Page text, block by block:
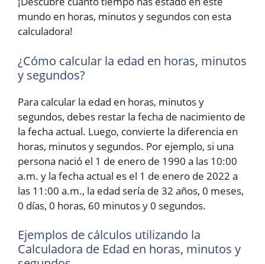
mundo en horas, minutos y segundos con esta
calculadora!
¿Cómo calcular la edad en horas, minutos
y segundos?
Para calcular la edad en horas, minutos y
segundos, debes restar la fecha de nacimiento de
la fecha actual. Luego, convierte la diferencia en
horas, minutos y segundos. Por ejemplo, si una
persona nació el 1 de enero de 1990 a las 10:00
a.m. y la fecha actual es el 1 de enero de 2022 a
las 11:00 a.m., la edad sería de 32 años, 0 meses,
0 días, 0 horas, 60 minutos y 0 segundos.
Ejemplos de cálculos utilizando la
Calculadora de Edad en horas, minutos y